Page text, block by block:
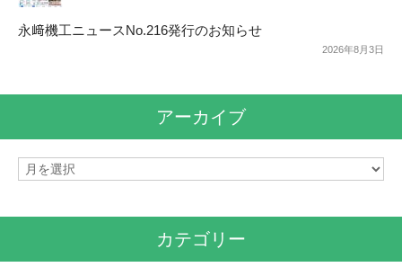
永﨑機工ニュースNo.216発行のお知らせ
2026年8月3日
アーカイブ
ア
カテゴリー